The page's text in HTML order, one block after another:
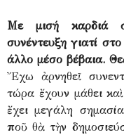
Με μισή καρδιά
συνέντευξη γιατί
άλλο μέσο βέβαια.
Ἔχω ἀρνηθεῖ
τώρα ἔχουν μάθει
ἔχει μεγάλη
ποῦ θὰ τὴν